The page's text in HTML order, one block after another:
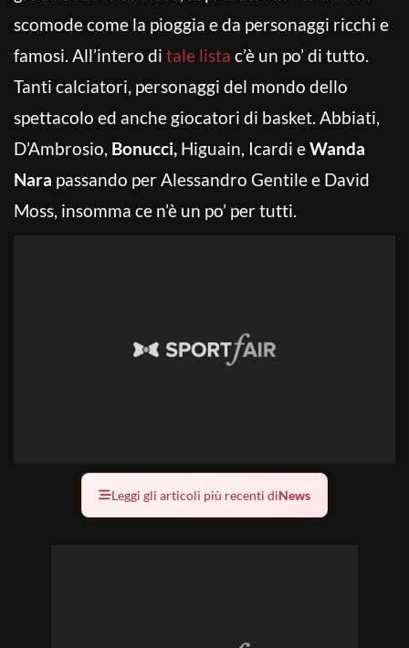
scomode come la pioggia e da personaggi ricchi e
famosi. All’intero di tale lista c’è un po’ di tutto.
Tanti calciatori, personaggi del mondo dello
spettacolo ed anche giocatori di basket. Abbiati,
D’Ambrosio, Bonucci, Higuain, Icardi eWanda
Nara passando per Alessandro Gentile e David
Moss, insomma ce n’è un po’ per tutti.
Leggi gli articoli più recenti diNews